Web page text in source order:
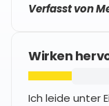
Verfasst von
Wirken
Ich leide unter